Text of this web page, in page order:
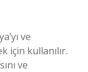
ve
için kullanılır.
ve